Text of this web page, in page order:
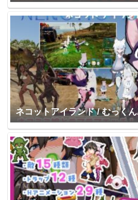
ネコットアイランド / むっく